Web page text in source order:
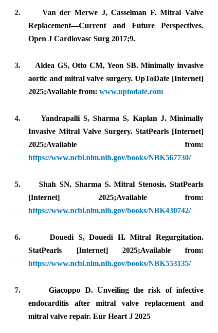
2.
Van der Merwe J, Casselman F. Mitral Valve
Replacement—Current and Future Perspectives.
Open J Cardiovasc Surg 2017;9.
3.
Aldea GS, Otto CM, Yeon SB. Minimally invasive
aortic and mitral valve surgery. UpToDate [Internet]
2025;Available from:www.uptodate.com
4.
Yandrapalli S, Sharma S, Kaplan J. Minimally
Invasive Mitral Valve Surgery. StatPearls [Internet]
2025;Available from:
https://www.ncbi.nlm.nih.gov/books/NBK567730/
5.
Shah SN, Sharma S. Mitral Stenosis. StatPearls
[Internet] 2025;Available from:
https://www.ncbi.nlm.nih.gov/books/NBK430742/
6.
Douedi S, Douedi H. Mitral Regurgitation.
StatPearls [Internet] 2025;Available from:
https://www.ncbi.nlm.nih.gov/books/NBK553135/
7.
Giacoppo D. Unveiling the risk of infective
endocarditis after mitral valve replacement and
mitral valve repair. Eur Heart J 2025